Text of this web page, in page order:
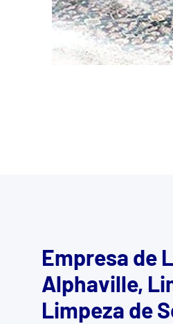
Empresa de
Alphaville,
Limpeza de